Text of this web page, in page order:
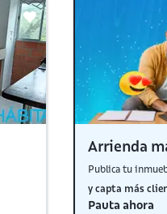
Arrienda
Publica tu
y capta más
Pauta ahora